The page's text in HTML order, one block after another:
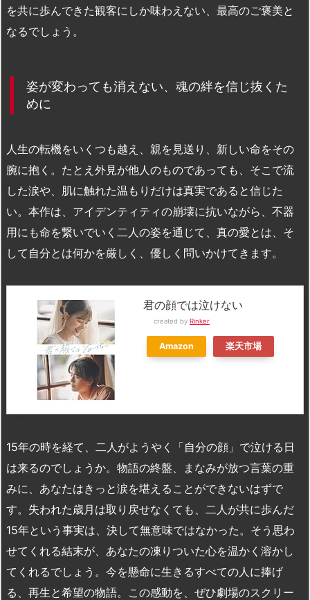
を共に歩んできた観客にしか味わえない、最高のご褒美と
なるでしょう。
姿が変わっても消えない、魂の絆を信じ抜くた
めに
人生の転機をいくつも越え、親を見送り、新しい命をその
腕に抱く。たとえ外見が他人のものであっても、そこで流
した涙や、肌に触れた温もりだけは真実であると信じた
い。本作は、アイデンティティの崩壊に抗いながら、不器
用にも命を繋いでいく二人の姿を通じて、真の愛とは、そ
して自分とは何かを厳しく、優しく問いかけてきます。
君の顔では泣けない
created by Rinker
Amazon 楽天市場
15年の時を経て、二人がようやく「自分の顔」で泣ける日
は来るのでしょうか。物語の終盤、まなみが放つ言葉の重
みに、あなたはきっと涙を堪えることができないはずで
す。失われた歳月は取り戻せなくても、二人が共に歩んだ
15年という事実は、決して無意味ではなかった。そう思わ
せてくれる結末が、あなたの凍りついた心を温かく溶かし
てくれるでしょう。今を懸命に生きるすべての人に捧げ
る、再生と希望の物語。この感動を、ぜひ劇場のスクリー